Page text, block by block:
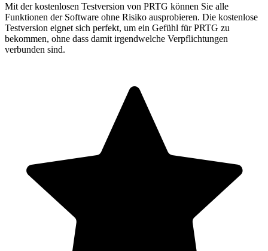
Mit der kostenlosen Testversion von PRTG können Sie alle
Funktionen der Software ohne Risiko ausprobieren. Die kostenlose
Testversion eignet sich perfekt, um ein Gefühl für PRTG zu
bekommen, ohne dass damit irgendwelche Verpflichtungen
verbunden sind.